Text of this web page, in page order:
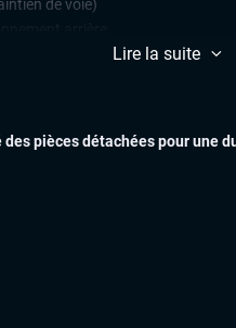
de voie)
Lire la suite
pièces détachées pour une